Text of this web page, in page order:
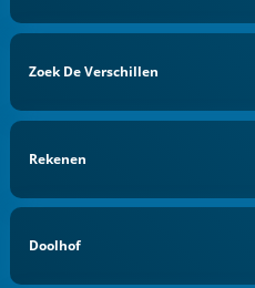
Zoek De Verschillen
Rekenen
Doolhof